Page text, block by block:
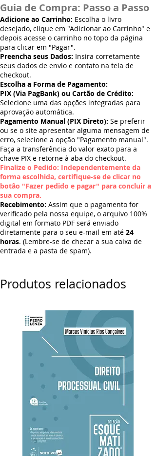
Guia de Compra: Passo a Passo
Adicione ao Carrinho: Escolha o livro
desejado, clique em "Adicionar ao Carrinho" e
depois acesse o carrinho no topo da página
para clicar em "Pagar".
Preencha seus Dados: Insira corretamente
seus dados de envio e contato na tela de
checkout.
Escolha a Forma de Pagamento:
PIX (Via PagBank) ou Cartão de Crédito:
Selecione uma das opções integradas para
aprovação automática.
Pagamento Manual (PIX Direto): Se preferir
ou se o site apresentar alguma mensagem de
erro, selecione a opção "Pagamento manual".
Faça a transferência do valor exato para a
chave PIX e retorne à aba do checkout.
Finalize o Pedido: Independentemente da
forma escolhida, certifique-se de clicar no
botão "Fazer pedido e pagar" para concluir a
sua compra.
Recebimento: Assim que o pagamento for
verificado pela nossa equipe, o arquivo 100%
digital em formato PDF será enviado
diretamente para o seu e-mail em até 24
horas. (Lembre-se de checar a sua caixa de
entrada e a pasta de spam).
Produtos relacionados